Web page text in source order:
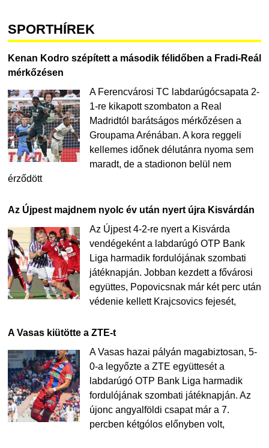
SPORTHÍREK
Kenan Kodro szépített a második félidőben a Fradi-Reál
mérkőzésen
A Ferencvárosi TC labdarúgócsapata 2-
1-re kikapott szombaton a Real
Madridtól barátságos mérkőzésen a
Groupama Arénában. A kora reggeli
kellemes időnek délutánra nyoma sem
maradt, de a stadionon belül nem
érződött
Az Újpest majdnem nyolc év után nyert újra Kisvárdán
Az Újpest 4-2-re nyert a Kisvárda
vendégeként a labdarúgó OTP Bank
Liga harmadik fordulójának szombati
játéknapján. Jobban kezdett a fővárosi
együttes, Popovicsnak már két perc után
védenie kellett Krajcsovics fejesét,
A Vasas kiütötte a ZTE-t
A Vasas hazai pályán magabiztosan, 5-
0-a legyőzte a ZTE együttesét a
labdarúgó OTP Bank Liga harmadik
fordulójának szombati játéknapján. Az
újonc angyalföldi csapat már a 7.
percben kétgólos előnyben volt,